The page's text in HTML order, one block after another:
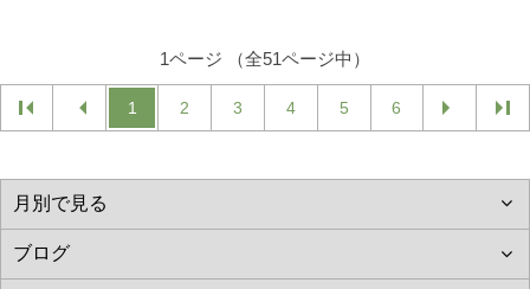
1ページ （全51ページ中）
1 2 3 4 5 6